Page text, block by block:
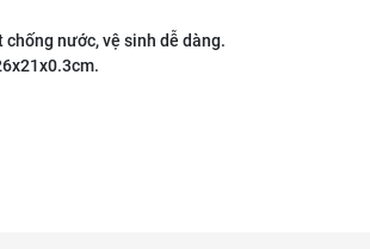
chống nước, vệ sinh dễ dàng.